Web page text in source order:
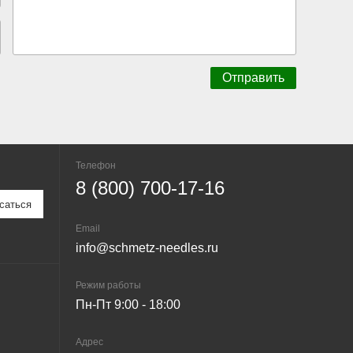
Телефон
8 (800) 700-17-16
Email
info@schmetz-needles.ru
Режим работы
Пн-Пт 9:00 - 18:00
Адрес